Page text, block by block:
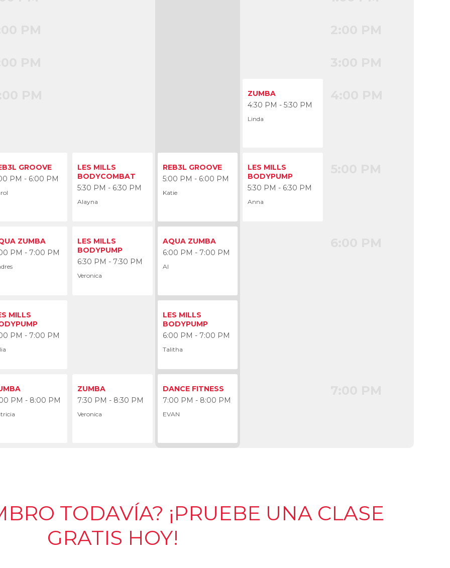
ZUMBA
4:30 PM - 5:30 PM
Linda
PM
GROOVE
PM - 6:00 PM
LES MILLS
BODYCOMBAT
5:30 PM - 6:30 PM
Alayna
REB3L GROOVE
5:00 PM - 6:00 PM
Katie
LES MILLS
BODYPUMP
5:30 PM - 6:30 PM
Anna
PM
ZUMBA
PM - 7:00 PM
MILLS
PM - 7:00 PM
LES MILLS
BODYPUMP
6:30 PM - 7:30 PM
Veronica
AQUA ZUMBA
6:00 PM - 7:00 PM
Al
LES MILLS
BODYPUMP
6:00 PM - 7:00 PM
Talitha
PM
PM - 8:00 PM
ZUMBA
7:30 PM - 8:30 PM
Veronica
DANCE FITNESS
7:00 PM - 8:00 PM
EVAN
TODAVÍA? ¡PRUEBE UNA CLASE
GRATIS HOY!